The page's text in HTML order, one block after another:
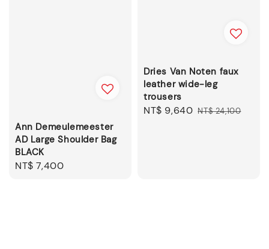
Ann Demeulemeester
AD Large Shoulder Bag
BLACK
Regular
NT$ 7,400
Dries Van Noten faux
leather wide-leg
trousers
Sale
NT$ 9,640 Regular
NT$ 24,100